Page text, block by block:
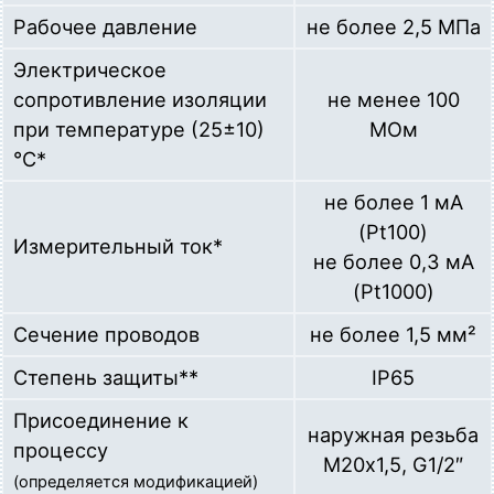
до 6мм (L=200мм, М20х1,5, нерж. сталь AISI 321
PA.10-M20-D6-L250
Гильза защитная для датчиков температуры диаметром
до 6мм (L=250мм, М20х1,5, нерж. сталь AISI 321
Загрузка…
PA.10-M20-D6-L320
Гильза защитная для датчиков температуры диаметром
до 6мм (L=320мм, М20х1,5, нерж. сталь AISI 321
Загрузка…
PA.10-M20-D6-L400
до 6мм (L=400мм, М20х1,5, нерж. сталь AISI 321
(12Х18Н10Т))
Загрузка…
Рабочее давление
не более 2,5 МПа
Электрическое
сопротивление изоляции
при температуре (25±10)
°С*
не менее 100
МОм
Измерительный ток*
не более 1 мА
(Pt100)
не более 0,3 мА
(Pt1000)
Сечение проводов
не более 1,5 мм²
Степень защиты**
IP65
Присоединение к
процессу
(определяется модификацией)
наружная резьба
М20х1,5, G1/2″